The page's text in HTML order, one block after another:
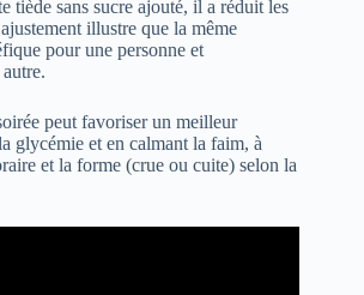
tiède sans sucre ajouté, il a réduit les
illustre que la même
pour une personne et
peut favoriser un meilleur
glycémie et en calmant la faim, à
et la forme (crue ou cuite) selon la